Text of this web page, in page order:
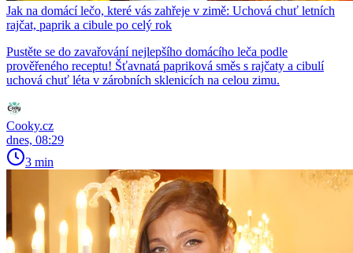
Jak na domácí lečo, které vás zahřeje v zimě: Uchová chuť letních
rajčat, paprik a cibule po celý rok
Pustěte se do zavařování nejlepšího domácího leča podle
prověřeného receptu! Šťavnatá papriková směs s rajčaty a cibulí
uchová chuť léta v zárobních sklenicích na celou zimu.
Cooky.cz
dnes, 08:29
3 min